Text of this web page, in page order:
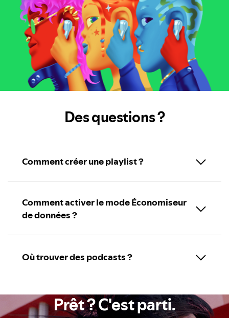
Des questions ?
Comment créer une playlist ?
Comment activer le mode Économiseur
de données ?
Où trouver des podcasts ?
Prêt ? C'est parti.